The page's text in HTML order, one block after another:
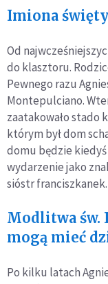
Imiona
Od
do klasztoru.
Pewnego razu
Montepulciano.
zaatakowało stado
którym był dom
domu będzie
wydarzenie jako
sióstr franciszkanek.
Modlitwa św.
mogą mieć
Po kilku latach